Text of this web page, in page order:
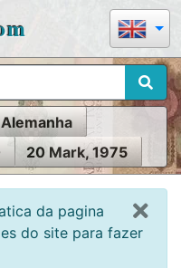
Alemanha
20 Mark, 1975
da pagina
do site para fazer